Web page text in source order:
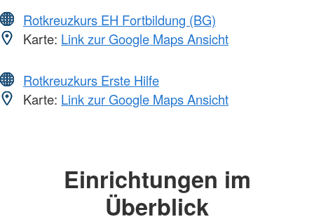
Rotkreuzkurs EH Fortbildung (BG)
Karte: Link zur Google Maps Ansicht
Rotkreuzkurs Erste Hilfe
Karte: Link zur Google Maps Ansicht
Einrichtungen im
Überblick